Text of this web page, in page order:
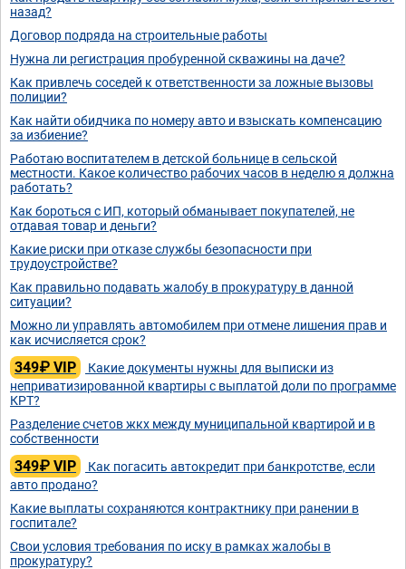
назад?
Договор подряда на строительные работы
Нужна ли регистрация пробуренной скважины на даче?
Как привлечь соседей к ответственности за ложные вызовы
полиции?
Как найти обидчика по номеру авто и взыскать компенсацию
за избиение?
Работаю воспитателем в детской больнице в сельской
местности. Какое количество рабочих часов в неделю я должна
работать?
Как бороться с ИП, который обманывает покупателей, не
отдавая товар и деньги?
Какие риски при отказе службы безопасности при
трудоустройстве?
Как правильно подавать жалобу в прокуратуру в данной
ситуации?
Можно ли управлять автомобилем при отмене лишения прав и
как исчисляется срок?
349₽ VIP
Какие документы нужны для выписки из
неприватизированной квартиры с выплатой доли по программе
КРТ?
Разделение счетов жкх между муниципальной квартирой и в
собственности
349₽ VIP
Как погасить автокредит при банкротстве, если
авто продано?
Какие выплаты сохраняются контрактнику при ранении в
госпитале?
Свои условия требования по иску в рамках жалобы в
прокуратуру?